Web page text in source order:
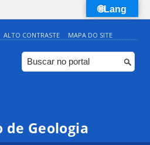
Simplifique!
Comunica BR
Participe
Canais
ALTO CONTRASTE MAPA DO SITE
Geologia
🌐Lang